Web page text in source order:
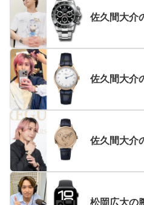
佐久間大介
佐久間大介
佐久間大介
松岡広大の